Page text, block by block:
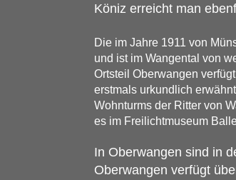
Köniz erreicht man
Die im Jahre 1911 von
und ist im Wangental von
Ortsteil Oberwangen
erstmals urkundlich
Wohnturms der Ritter von
es im Freilichtmuseum
In Oberwangen sind in
Oberwangen verfügt